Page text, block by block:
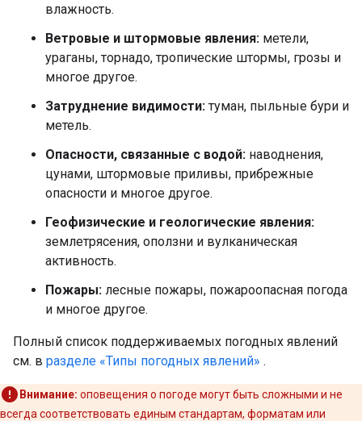
влажность.
Ветровые и штормовые явления: метели,
ураганы, торнадо, тропические штормы, грозы и
многое другое.
Затруднение видимости: туман, пыльные бури и
метель.
Опасности, связанные с водой: наводнения,
цунами, штормовые приливы, прибрежные
опасности и многое другое.
Геофизические и геологические явления:
землетрясения, оползни и вулканическая
активность.
Пожары: лесные пожары, пожароопасная погода
и многое другое.
Полный список поддерживаемых погодных явлений
см. в разделе «Типы погодных явлений» .
Внимание: оповещения о погоде могут быть сложными и не
всегда соответствовать единым стандартам, форматам или